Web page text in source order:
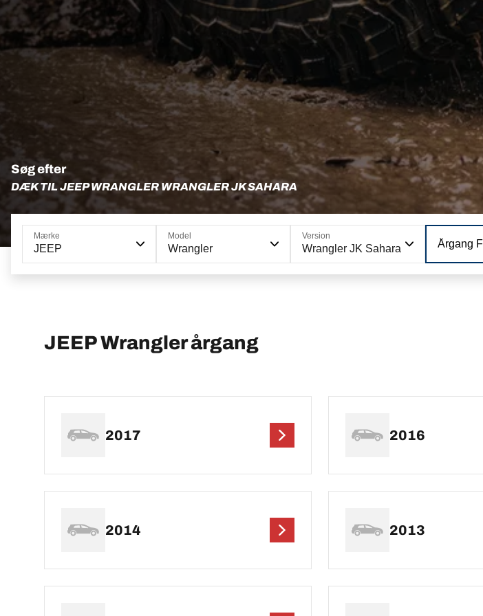
Søg efter
DÆK TIL JEEP WRANGLER WRANGLER JK SAHARA
Mærke
JEEP
Model
Wrangler
Version
Wrangler JK Sahara Årgang
JEEP Wrangler årgang
2017 2016
2014 2013